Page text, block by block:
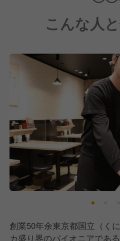
3. シンプルかつ大胆なメニ
メニューはシンプルながら
丼物が中心です。すた丼を
ています。また、ラーメン
4. リーズナブルな価格
ボリュームに対して価格は
フォーマンスの高さも魅力
っぱい食べられるのが、特
いる理由です。
こんな人
創業50年余東京都国立（く
カ盛り界のパイオニアである